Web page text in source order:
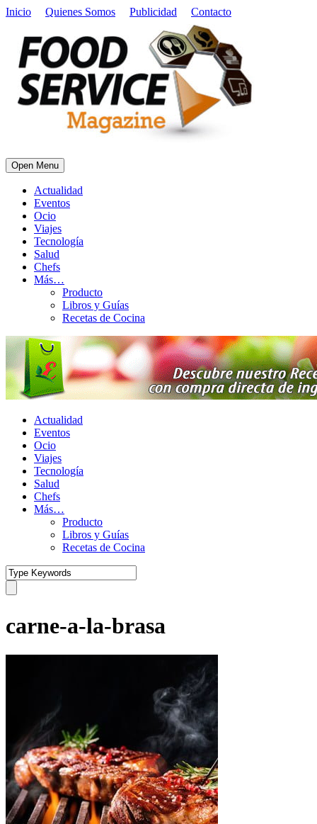
Inicio Quienes Somos Publicidad Contacto
Open Menu
Actualidad
Eventos
Ocio
Viajes
Tecnología
Salud
Chefs
Más…
Producto
Libros y Guías
Recetas de Cocina
Actualidad
Eventos
Ocio
Viajes
Tecnología
Salud
Chefs
Más…
Producto
Libros y Guías
Recetas de Cocina
carne-a-la-brasa